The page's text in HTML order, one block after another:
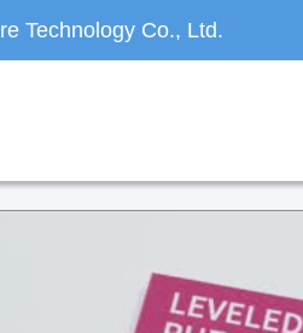
Technology Co., Ltd.